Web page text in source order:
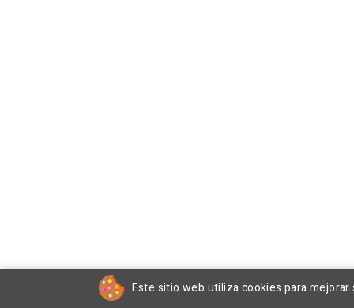
Este sitio web utiliza cookies para